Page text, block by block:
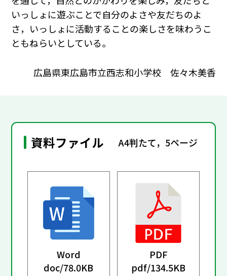
いっしょに遊ぶことで自分のよさや友だちのよ
さ，いっしょに活動することの楽しさを味わうこ
ともねらいとしている。
広島県東広島市立西志和小学校 佐々木美香
資料ファイル A4判たて，5ページ
Word
doc/78.0KB
PDF
pdf/134.5KB